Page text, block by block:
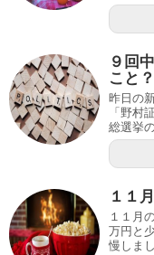
９回
こと？
昨日の
「野村
総選挙
１１
１１月
万円と
慢しま